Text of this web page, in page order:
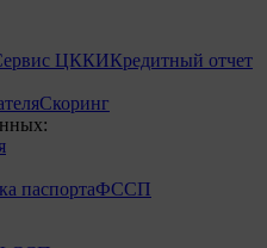
ЦККИКредитный отчет
Скоринг
паспортаФССП